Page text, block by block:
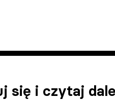
się i czytaj